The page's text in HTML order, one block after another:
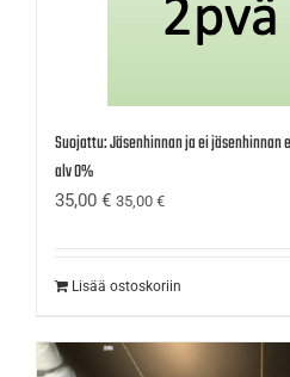
Suojattu: Jäsenhinnan ja ei jäsenhinnan
alv 0%
35,00 € 35,00 €
Lisää ostoskoriin